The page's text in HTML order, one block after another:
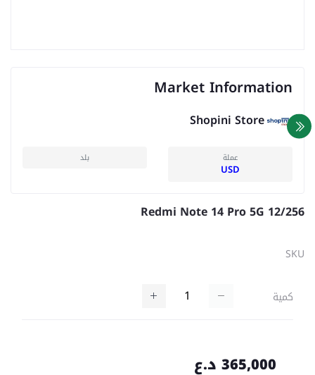
Market Information
Shopini Store
عملة
USD
بلد
Redmi Note 14 Pro 5G 12/256
SKU
كمية
365,000 د.ع